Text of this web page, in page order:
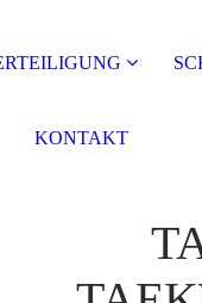
KONTAKT